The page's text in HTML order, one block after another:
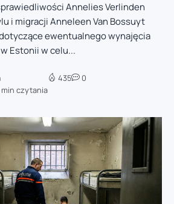
Annelies Verlinden
i migracji Anneleen Van Bossuyt
ewentualnego wynajęcia
Estonii w celu...
min czytania
435 0